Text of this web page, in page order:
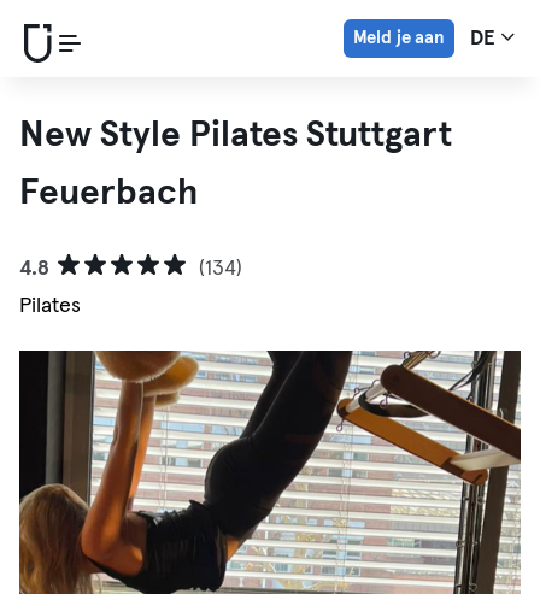
Meld je aan DE
New Style Pilates Stuttgart
Feuerbach
4.8
(134)
Pilates